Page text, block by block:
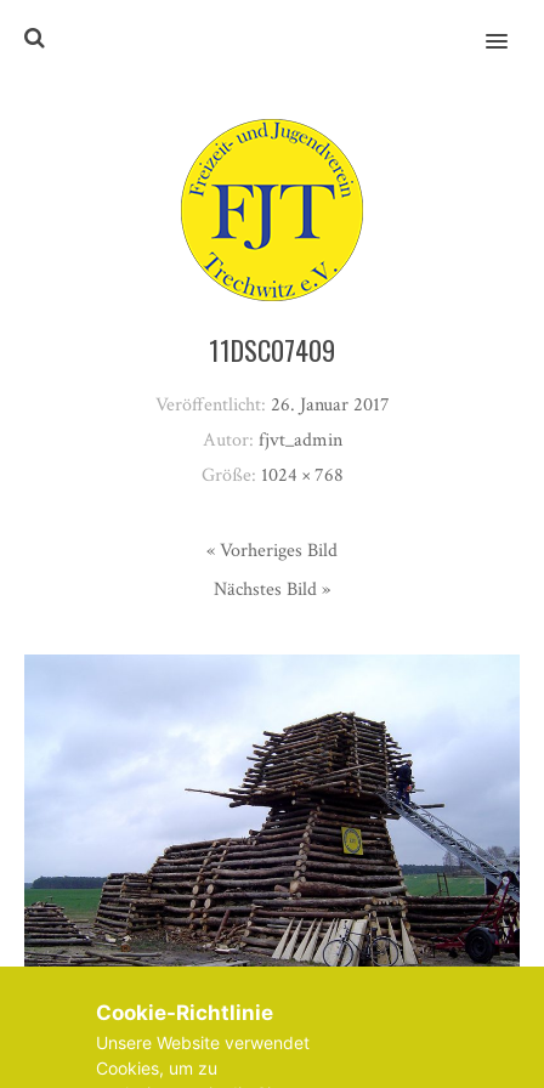
MENU
11DSC07409
Veröffentlicht: 26. Januar 2017
Autor: fjvt_admin
Größe: 1024 × 768
« Vorheriges Bild
Nächstes Bild »
Cookie-Richtlinie
Unsere Website verwendet
Cookies, um zu